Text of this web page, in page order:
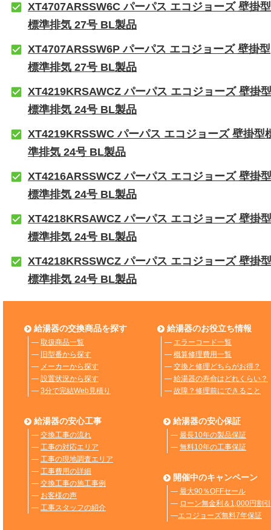
XT4707ARSSW6C パーパス エコジョーズ 壁掛型
標準排気 27号 BL製品
XT4707ARSSW6P パーパス エコジョーズ 壁掛型
標準排気 27号 BL製品
XT4219KRSAWCZ パーパス エコジョーズ 壁掛型
標準排気 24号 BL製品
XT4219KRSSWC パーパス エコジョーズ 壁掛型
準排気 24号 BL製品
XT4216ARSSWCZ パーパス エコジョーズ 壁掛型
標準排気 24号 BL製品
XT4218KRSAWCZ パーパス エコジョーズ 壁掛型
標準排気 24号 BL製品
XT4218KRSSWCZ パーパス エコジョーズ 壁掛型
標準排気 24号 BL製品
給湯器の交換商品を探す
― 取扱商品一覧
― 旧型番から探す
― メーカーから探す
― 設置状況から探す
― 3分で完結Web見積り
給湯器のお役立ち情報
― エラーコード一覧
― 概算修理費用一覧
― 交換と修理どちらがお得？
― 給湯器の寿命はどれくらい？
― 故障？修理前にできること
給湯器の安心工事
― 交換工事の流れ
― 工事の対応エリア
― 工事の現地調査エリア
― 工事費用の詳細
― 交換工事の施工事例
― お客様の声
― 工事スタッフの紹介
給湯器の安心保証
― 最長10年の製品保証
― 無料10年の工事保証
開催中のキャンペーン
― 最大90％OFFセール
― ローン無金利＆1,000円割引
―エコジョーズ無料7年保証